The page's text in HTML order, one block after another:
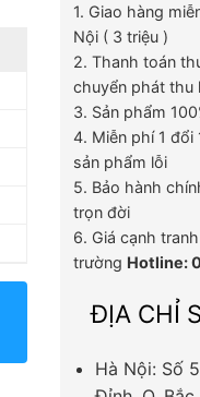
1. Giao hàng
Nội ( 3 triệu )
2. Thanh toán
chuyển phát thu
3. Sản phẩm
4. Miễn phí 1 đổi
sản phẩm lỗi
5. Bảo hành
trọn đời
6. Giá cạnh
trường Hotline:
ĐỊA CHỈ
Hà Nội: Số